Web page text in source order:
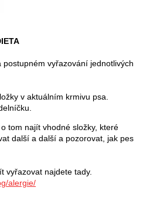
vyřazování jednotlivých
v aktuálním krmivu psa.
tom najít vhodné složky, které
další a další a pozorovat, jak pes
vyřazovat najdete tady.
alergie/